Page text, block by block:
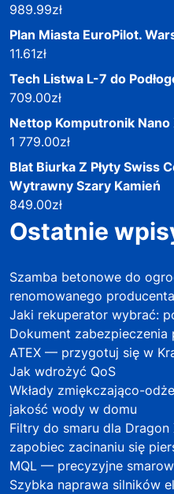
989.99zł
Plan Miasta EuroPilot.
11.61zł
Tech Listwa L-7 do
709.00zł
Nettop Komputronik Nano
1 779.00zł
Blat Biurka Z Płyty Swiss
Wytrawny Szary Kamień
849.00zł
Ostatnie
Szamba betonowe do
renomowanego producenta
Jaki rekuperator wybrać:
Dokument
ATEX — przygotuj się w
Jak wdrożyć QoS
Wkłady zmiękczająco-
jakość wody w domu
Filtry do smaru dla
zapobiec zacinaniu się
MQL — precyzyjne
Szybka naprawa silników